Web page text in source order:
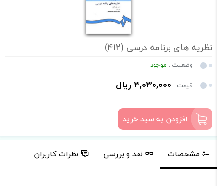
نظریه های برنامه درسی (412)
وضعیت : موجود
قیمت : 3,030,000 ریال
افزودن به سبد خرید
مشخصات نقد و بررسی نظرات کاربران